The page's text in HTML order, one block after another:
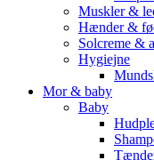
Muskler &
Hænder &
Solcreme &
Hygiejne
Mor & baby
Baby